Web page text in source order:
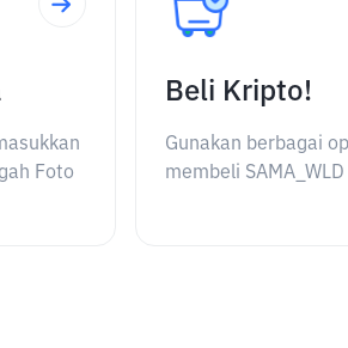
Foto
Beli Kripto!
Gunakan berbagai
membeli